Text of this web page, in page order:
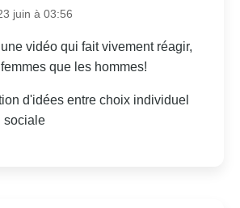
juin à 03:56
vidéo qui fait vivement réagir,
que les hommes!
d'idées entre choix individuel
sociale